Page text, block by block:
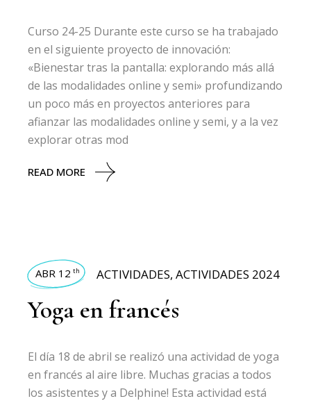
Curso 24-25 Durante este curso se ha trabajado
en el siguiente proyecto de innovación:
«Bienestar tras la pantalla: explorando más allá
de las modalidades online y semi» profundizando
un poco más en proyectos anteriores para
afianzar las modalidades online y semi, y a la vez
explorar otras mod
READ MORE
ABR 12 th ACTIVIDADES,ACTIVIDADES 2024
Yoga en francés
El día 18 de abril se realizó una actividad de yoga
en francés al aire libre. Muchas gracias a todos
los asistentes y a Delphine! Esta actividad está